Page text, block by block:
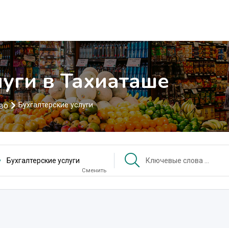
в Тахиаташе
Бухгалтерские услуги
Бухгалтерские услуги
Сменить